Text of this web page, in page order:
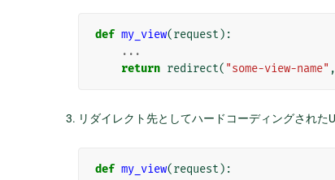
def my_view(request ):
...
return redirect( "some-view-name" ,
リダイレクト先としてハードコーディングされた
def my_view(request ):